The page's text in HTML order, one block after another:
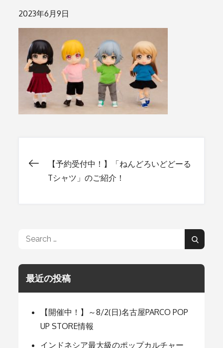
Posted
on
2023年6月9日
投
ナ
ビ
ゲ
ー
【予約受付中！】「ねんどろいどどーる
Tシャツ」のご紹介！
Search
Search
最近の投稿
【開催中！】～8/2(日)名古屋PARCO POP
UP STORE情報
インドネシア最大級のポップカルチャー